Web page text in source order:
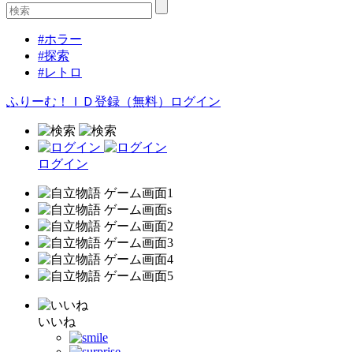
#ホラー
#探索
#レトロ
ふりーむ！ＩＤ登録（無料） ログイン
ログイン
いいね